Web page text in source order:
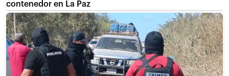
contenedor en La Paz